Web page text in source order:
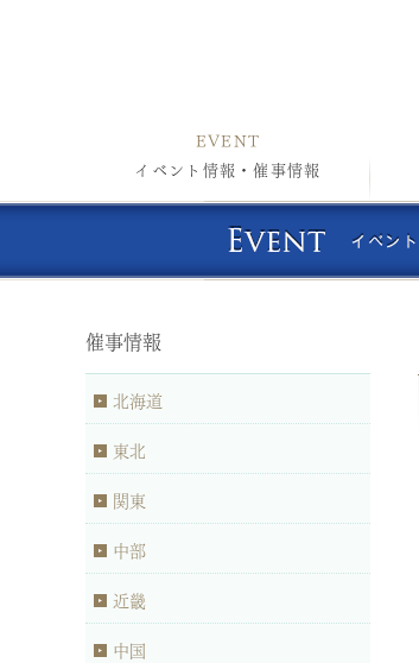
EVENT
イベント情報・催事情報
催事情報
北海道
東北
関東
中部
近畿
中国